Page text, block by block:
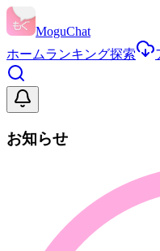
MoguChat
ホームランキング探索
お知らせ